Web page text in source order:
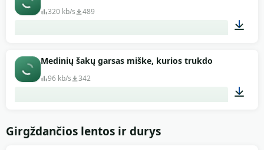
320 kb/s 489
Medinių šakų garsas miške, kurios trukdo
96 kb/s 342
Girgždančios lentos ir durys